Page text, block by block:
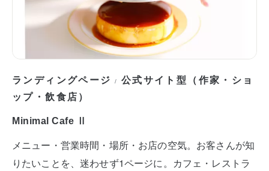
ランディングページ / 公式サイト型（作家・ショ
ップ・飲食店）
Minimal Cafe Ⅱ
メニュー・営業時間・場所・お店の空気。お客さんが知
りたいことを、迷わせず1ページに。カフェ・レストラ